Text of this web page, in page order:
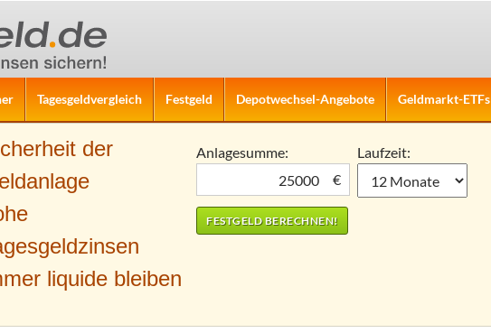
Tagesgeldvergleich Festgeld Depotwechsel-Angebote Geldmarkt-ETFs
der
liquide bleiben
Anlagesumme:
€
Laufzeit: